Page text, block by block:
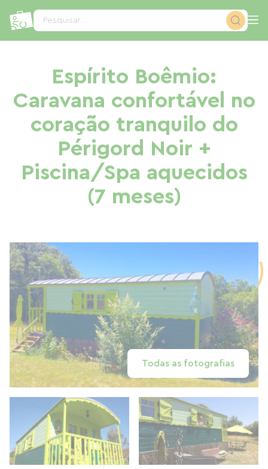
Pesquisar...
Espírito Boêmio:
Caravana confortável no
coração tranquilo do
Périgord Noir +
Piscina/Spa aquecidos
(7 meses)
Todas as fotografias
Painel de Gerenciamento de Cookies